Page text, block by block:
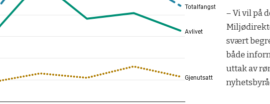
– Vi vil på
svært
både
uttak av